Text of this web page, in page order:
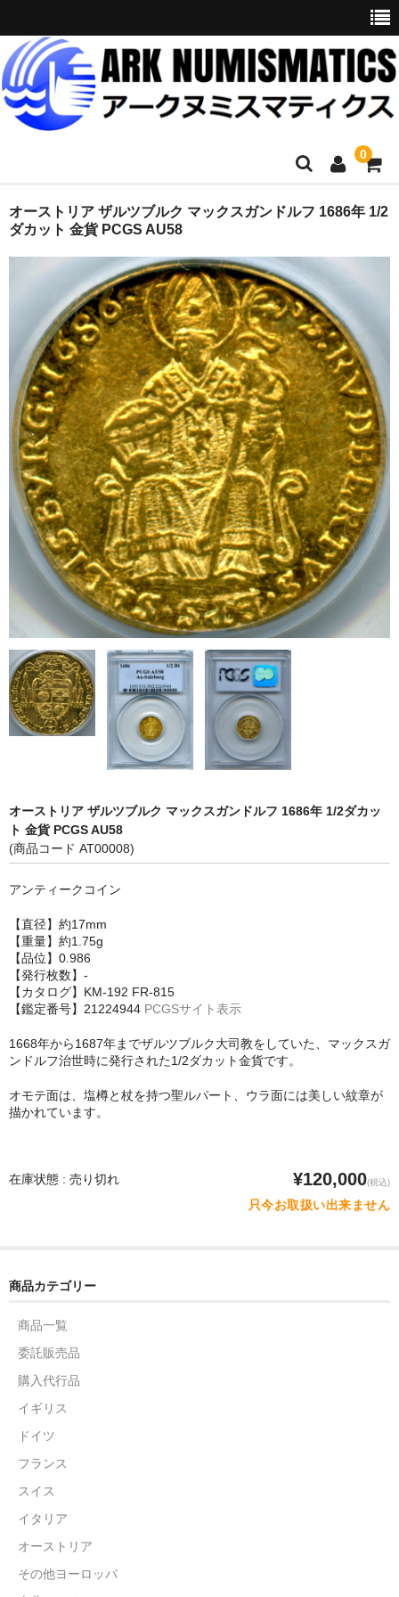
0
ホーム
お問い合わせ
委託販売
購入代行
オークション入札代行
ブログ
会社概要
オーストリア ザルツブルク マックスガンドルフ 1686年 1/2
ダカット 金貨 PCGS AU58
オーストリア ザルツブルク マックスガンドルフ 1686年 1/2ダカッ
ト 金貨 PCGS AU58
(商品コード AT00008)
アンティークコイン
【直径】約17mm
【重量】約1.75g
【品位】0.986
【発行枚数】-
【カタログ】KM-192 FR-815
【鑑定番号】21224944 PCGSサイト表示
1668年から1687年までザルツブルク大司教をしていた、マックスガ
ンドルフ治世時に発行された1/2ダカット金貨です。
オモテ面は、塩樽と杖を持つ聖ルパート、ウラ面には美しい紋章が
描かれています。
在庫状態 : 売り切れ ¥120,000(税込)
只今お取扱い出来ません
商品カテゴリー
商品一覧
委託販売品
購入代行品
イギリス
ドイツ
フランス
スイス
イタリア
オーストリア
その他ヨーロッパ